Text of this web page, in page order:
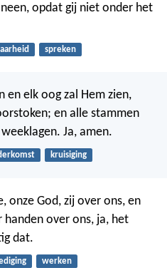
opdat gij niet onder het
spreken
en elk oog zal Hem zien,
en alle stammen
Ja, amen.
kruisiging
onze God, zij over ons, en
handen over ons, ja, het
dat.
werken